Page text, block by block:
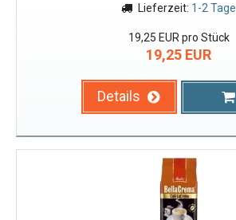
Lieferzeit: 1-2 Tage
19,25 EUR pro Stück
19,25 EUR
Details